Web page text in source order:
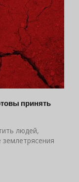
принять
людей,